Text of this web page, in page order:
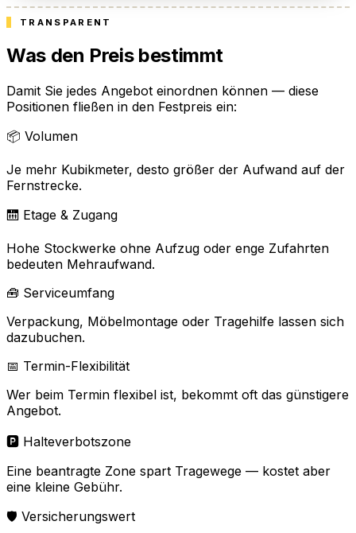
TRANSPARENT
Was den Preis bestimmt
Damit Sie jedes Angebot einordnen können — diese
Positionen fließen in den Festpreis ein:
📦 Volumen
Je mehr Kubikmeter, desto größer der Aufwand auf der
Fernstrecke.
🛗 Etage & Zugang
Hohe Stockwerke ohne Aufzug oder enge Zufahrten
bedeuten Mehraufwand.
🧰 Serviceumfang
Verpackung, Möbelmontage oder Tragehilfe lassen sich
dazubuchen.
📅 Termin-Flexibilität
Wer beim Termin flexibel ist, bekommt oft das günstigere
Angebot.
🅿️ Halteverbotszone
Eine beantragte Zone spart Tragewege — kostet aber
eine kleine Gebühr.
🛡️ Versicherungswert